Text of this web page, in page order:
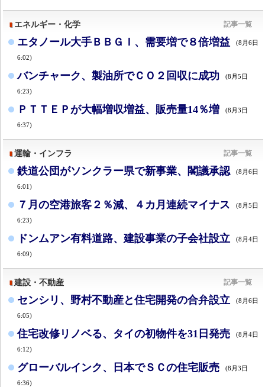
エネルギー・化学 記事一覧
エタノール大手ＢＢＧＩ、需要増で８倍増益 (8月6日
6:02)
バンチャーク、製油所でＣＯ２回収に成功 (8月5日
6:23)
ＰＴＴＥＰが大幅増収増益、販売量14％増 (8月3日
6:37)
運輸・インフラ 記事一覧
鉄道公団がソンクラー県で新事業、閣議承認 (8月6日
6:01)
７月の空港旅客２％減、４カ月連続マイナス (8月5日
6:23)
ドンムアン有料道路、建設事業の子会社設立 (8月4日
6:09)
建設・不動産 記事一覧
センシリ、野村不動産と住宅開発の合弁設立 (8月6日
6:05)
住宅改修リノベる、タイの初物件を31日発売 (8月4日
6:12)
グローバルインク、日本でＳＣの住宅販売 (8月3日
6:36)